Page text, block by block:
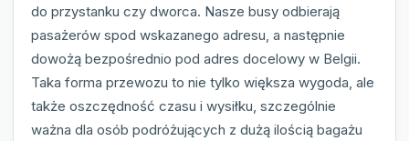
do przystanku czy dworca. Nasze busy odbierają
pasażerów spod wskazanego adresu, a następnie
dowożą bezpośrednio pod adres docelowy w Belgii.
Taka forma przewozu to nie tylko większa wygoda, ale
także oszczędność czasu i wysiłku, szczególnie
ważna dla osób podróżujących z dużą ilością bagażu